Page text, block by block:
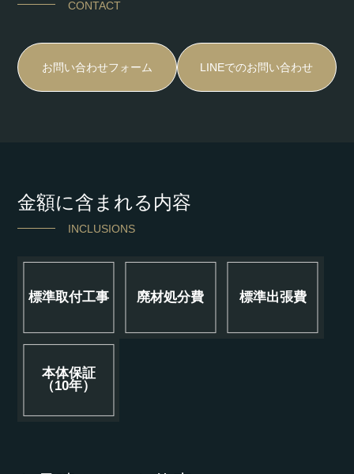
CONTACT
お問い合わせフォーム LINEでのお問い合わせ
金額に含まれる内容
INCLUSIONS
標準取付工事 廃材処分費 標準出張費
本体保証
（10年）